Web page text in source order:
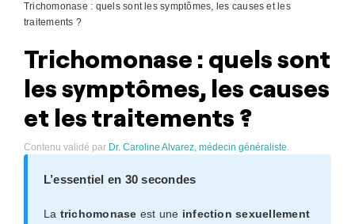
Trichomonase : quels sont les symptômes, les causes et les
traitements ?
Trichomonase : quels sont
les symptômes, les causes
et les traitements ?
Contenu validé par Dr. Caroline Alvarez, médecin généraliste.
L’essentiel en 30 secondes
La trichomonase est une infection sexuellement